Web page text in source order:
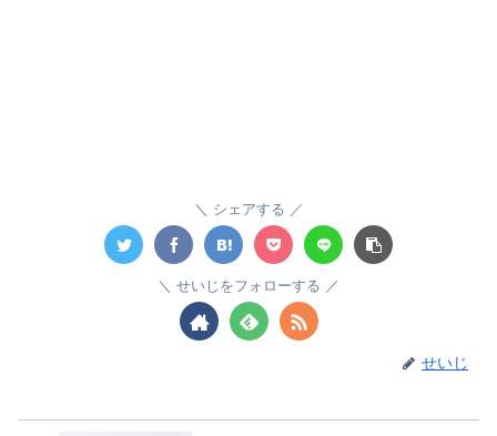
シェアする
せいじをフォローする
せいじ